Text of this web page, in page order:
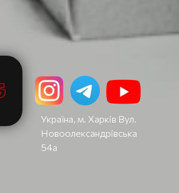
Україна, м. Харків Вул.
Новоолександрівська
54а